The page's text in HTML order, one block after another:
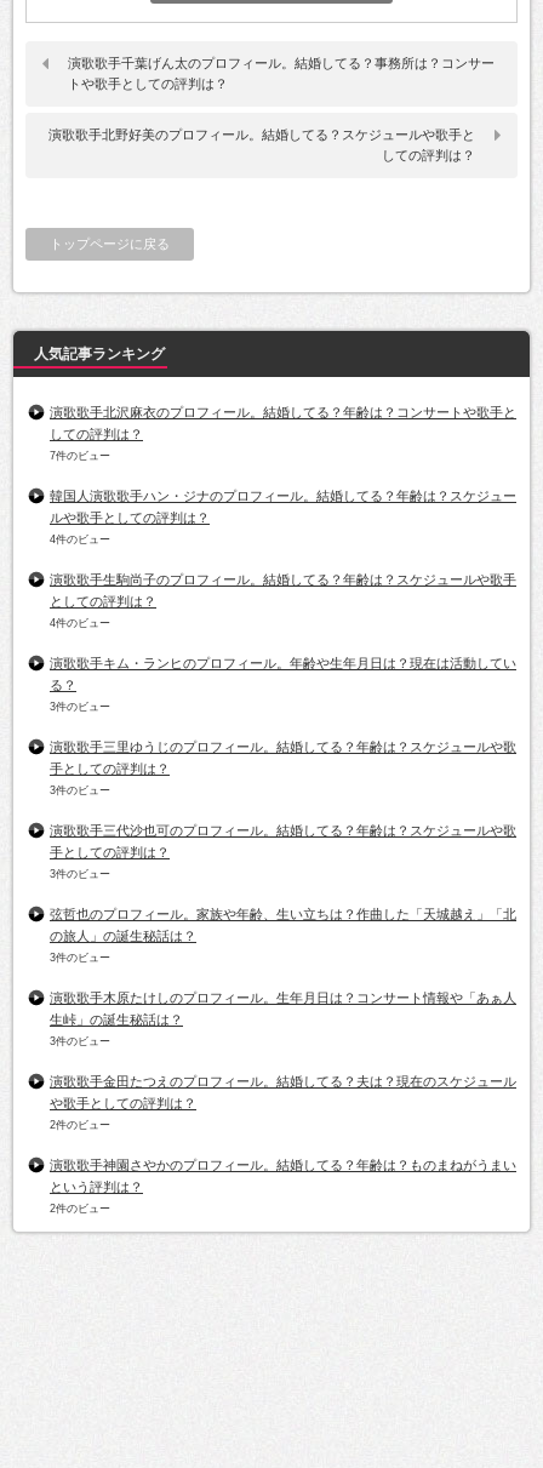
演歌歌手千葉げん太のプロフィール。結婚してる？事務所は？コンサー
トや歌手としての評判は？
演歌歌手北野好美のプロフィール。結婚してる？スケジュールや歌手と
しての評判は？
トップページに戻る
人気記事ランキング
演歌歌手北沢麻衣のプロフィール。結婚してる？年齢は？コンサートや歌手と
しての評判は？
7件のビュー
韓国人演歌歌手ハン・ジナのプロフィール。結婚してる？年齢は？スケジュー
ルや歌手としての評判は？
4件のビュー
演歌歌手生駒尚子のプロフィール。結婚してる？年齢は？スケジュールや歌手
としての評判は？
4件のビュー
演歌歌手キム・ランヒのプロフィール。年齢や生年月日は？現在は活動してい
る？
3件のビュー
演歌歌手三里ゆうじのプロフィール。結婚してる？年齢は？スケジュールや歌
手としての評判は？
3件のビュー
演歌歌手三代沙也可のプロフィール。結婚してる？年齢は？スケジュールや歌
手としての評判は？
3件のビュー
弦哲也のプロフィール。家族や年齢、生い立ちは？作曲した「天城越え」「北
の旅人」の誕生秘話は？
3件のビュー
演歌歌手木原たけしのプロフィール。生年月日は？コンサート情報や「あぁ人
生峠」の誕生秘話は？
3件のビュー
演歌歌手金田たつえのプロフィール。結婚してる？夫は？現在のスケジュール
や歌手としての評判は？
2件のビュー
演歌歌手神園さやかのプロフィール。結婚してる？年齢は？ものまねがうまい
という評判は？
2件のビュー